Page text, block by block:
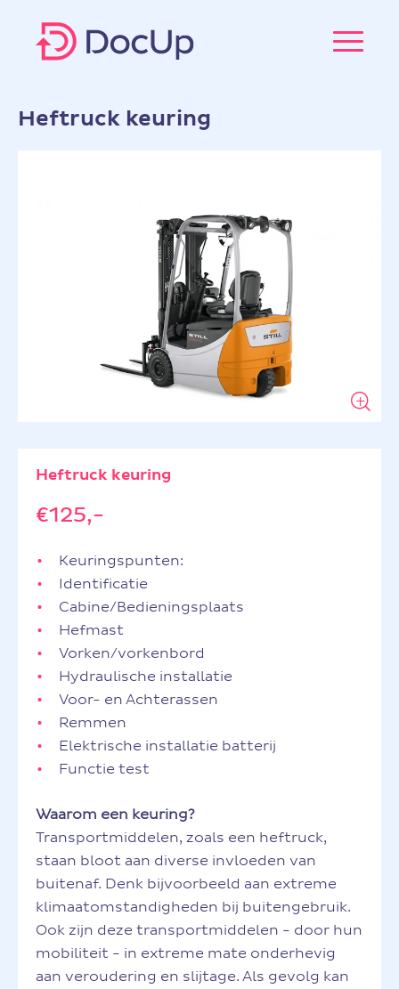
Heftruck keuring
+
Heftruck keuring
€125,-
Keuringspunten:
Identificatie
Cabine/Bedieningsplaats
Hefmast
Vorken/vorkenbord
Hydraulische installatie
Voor- en Achterassen
Remmen
Elektrische installatie batterij
Functie test
Waarom een keuring?
Transportmiddelen, zoals een heftruck,
staan bloot aan diverse invloeden van
buitenaf. Denk bijvoorbeeld aan extreme
klimaatomstandigheden bij buitengebruik.
Ook zijn deze transportmiddelen - door hun
mobiliteit - in extreme mate onderhevig
aan veroudering en slijtage. Als gevolg kan